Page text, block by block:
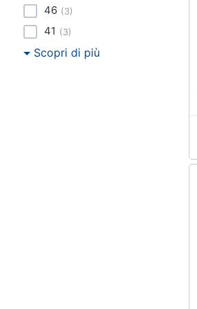
Motori
Libri, cd e dvd
46 (3)
41 (3)
Scopri di più